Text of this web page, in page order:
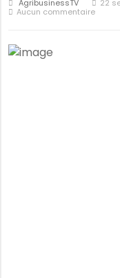
AgribusinessTV 22
Aucun commentaire